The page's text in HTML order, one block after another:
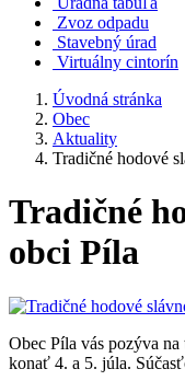
Zvoz odpadu
Stavebný úrad
Virtuálny cintorín
Úvodná stránka
Obec
Aktuality
Tradičné hodové
Tradičné
obci Píla
Obec Píla vás pozýva
konať 4. a 5. júla.